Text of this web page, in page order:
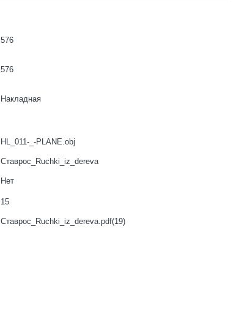
576
576
Накладная
HL_011-_-PLANE.obj
Ставрос_Ruchki_iz_dereva
Нет
15
Ставрос_Ruchki_iz_dereva.pdf(19)